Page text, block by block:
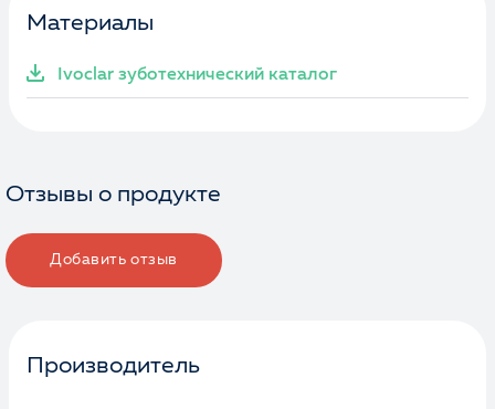
Ознакомлен и согласен сПолитикой
Материалы
Ivoclar зуботехнический каталог
Отзывы о продукте
Добавить отзыв
Производитель